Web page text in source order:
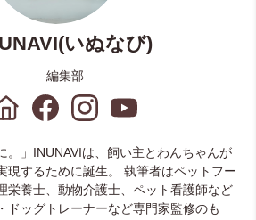
いぬなび)
編集部
。」INUNAVIは、飼い主とわんちゃんが
現するために誕生。 執筆者はペットフー
栄養士、動物介護士、ペット看護師など
ドッグトレーナーなど専門家監修のも